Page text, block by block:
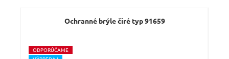
Ochranné brýle čiré typ 91659
ODPORÚČAME